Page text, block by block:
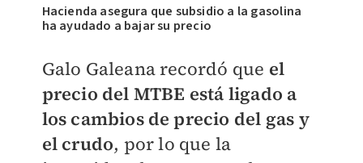
Hacienda asegura que subsidio a la gasolina
ha ayudado a bajar su precio
Galo Galeana recordó que el
precio del MTBE está ligado a
los cambios de precio del gas y
el crudo, por lo que la